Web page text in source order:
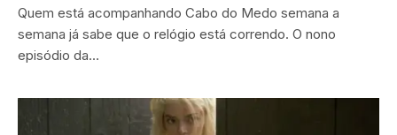
Quem está acompanhando Cabo do Medo semana a
semana já sabe que o relógio está correndo. O nono
episódio da…